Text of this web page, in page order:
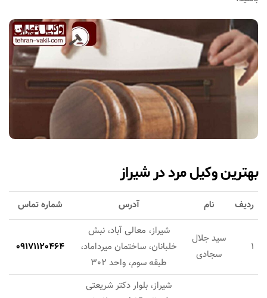
بهترین وکیل مرد در شیراز
ردیف نام آدرس شماره تماس
1
سید جلال
سجادی
شیراز، معالی آباد، نبش
خلبانان، ساختمان میرداماد،
طبقه سوم، واحد 302
09171120464
شیراز، بلوار دکتر شریعتی